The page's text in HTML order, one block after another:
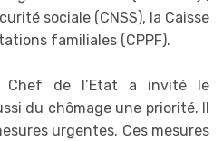
sociale (CNSS), la Caisse
familiales (CPPF).
Chef de l’Etat a invité le
du chômage une priorité. Il
urgentes. Ces mesures